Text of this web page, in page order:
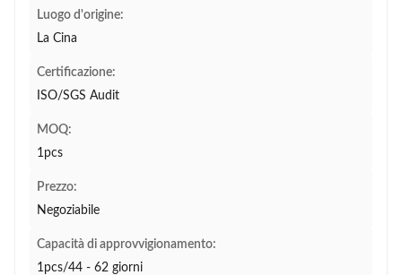
Luogo d'origine:
La Cina
Certificazione:
ISO/SGS Audit
MOQ:
1pcs
Prezzo:
Negoziabile
Capacità di approvvigionamento:
1pcs/44 - 62 giorni